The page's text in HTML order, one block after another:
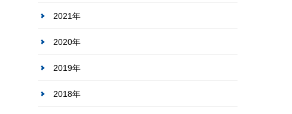
2021年
2020年
2019年
2018年